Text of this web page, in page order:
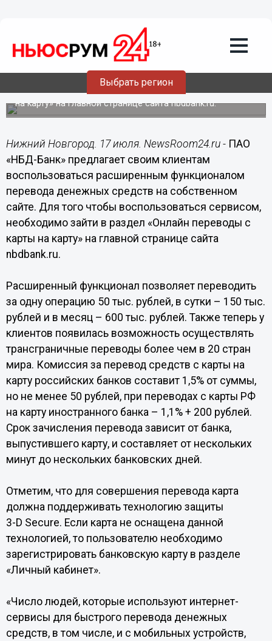
Выбрать регион
НБД-Банк внедрил новый сервис
перевода с карты на карту через сайт
Для того чтобы воспользоваться сервисом,
необходимо зайти в раздел «Онлайн переводы с карты
на карту» на главной странице сайта nbdbank.ru.
Нижний Новгород. 17 июля. NewsRoom24.ru - ПАО
«НБД-Банк» предлагает своим клиентам
воспользоваться расширенным функционалом
перевода денежных средств на собственном
сайте. Для того чтобы воспользоваться сервисом,
необходимо зайти в раздел «Онлайн переводы с
карты на карту» на главной странице сайта
nbdbank.ru.
Расширенный функционал позволяет переводить
за одну операцию 50 тыс. рублей, в сутки – 150 тыс.
рублей и в месяц – 600 тыс. рублей. Также теперь у
клиентов появилась возможность осуществлять
трансграничные переводы более чем в 20 стран
мира. Комиссия за перевод средств с карты на
карту российских банков составит 1,5% от суммы,
но не менее 50 рублей, при переводах с карты РФ
на карту иностранного банка – 1,1% + 200 рублей.
Срок зачисления перевода зависит от банка,
выпустившего карту, и составляет от нескольких
минут до нескольких банковских дней.
Отметим, что для совершения перевода карта
должна поддерживать технологию защиты
3-D Secure. Если карта не оснащена данной
технологией, то пользователю необходимо
зарегистрировать банковскую карту в разделе
«Личный кабинет».
«Число людей, которые используют интернет-
сервисы для быстрого перевода денежных
средств, в том числе, и с мобильных устройств,